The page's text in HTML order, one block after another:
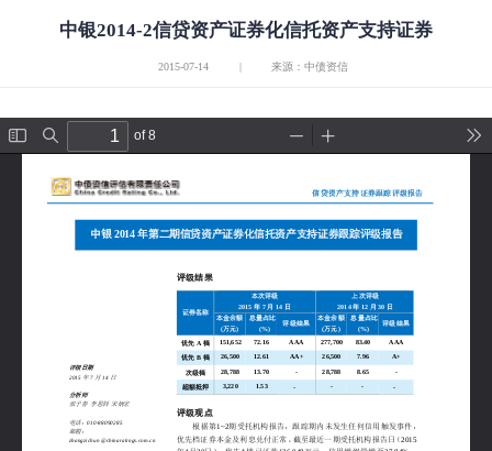
中银2014-2信贷资产证券化信托资产支持证券
2015-07-14 | 来源：中债资信